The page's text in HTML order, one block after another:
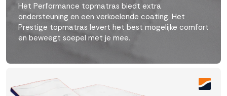
Het Performance topmatras biedt extra
ondersteuning en een verkoelende coating. Het
Prestige topmatras levert het best mogelijke comfort
en beweegt soepel met je mee.